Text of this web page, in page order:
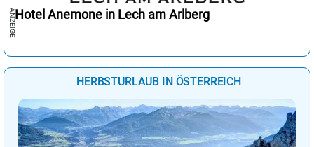
Hotel Anemone in Lech am Arlberg
HERBSTURLAUB IN ÖSTERREICH